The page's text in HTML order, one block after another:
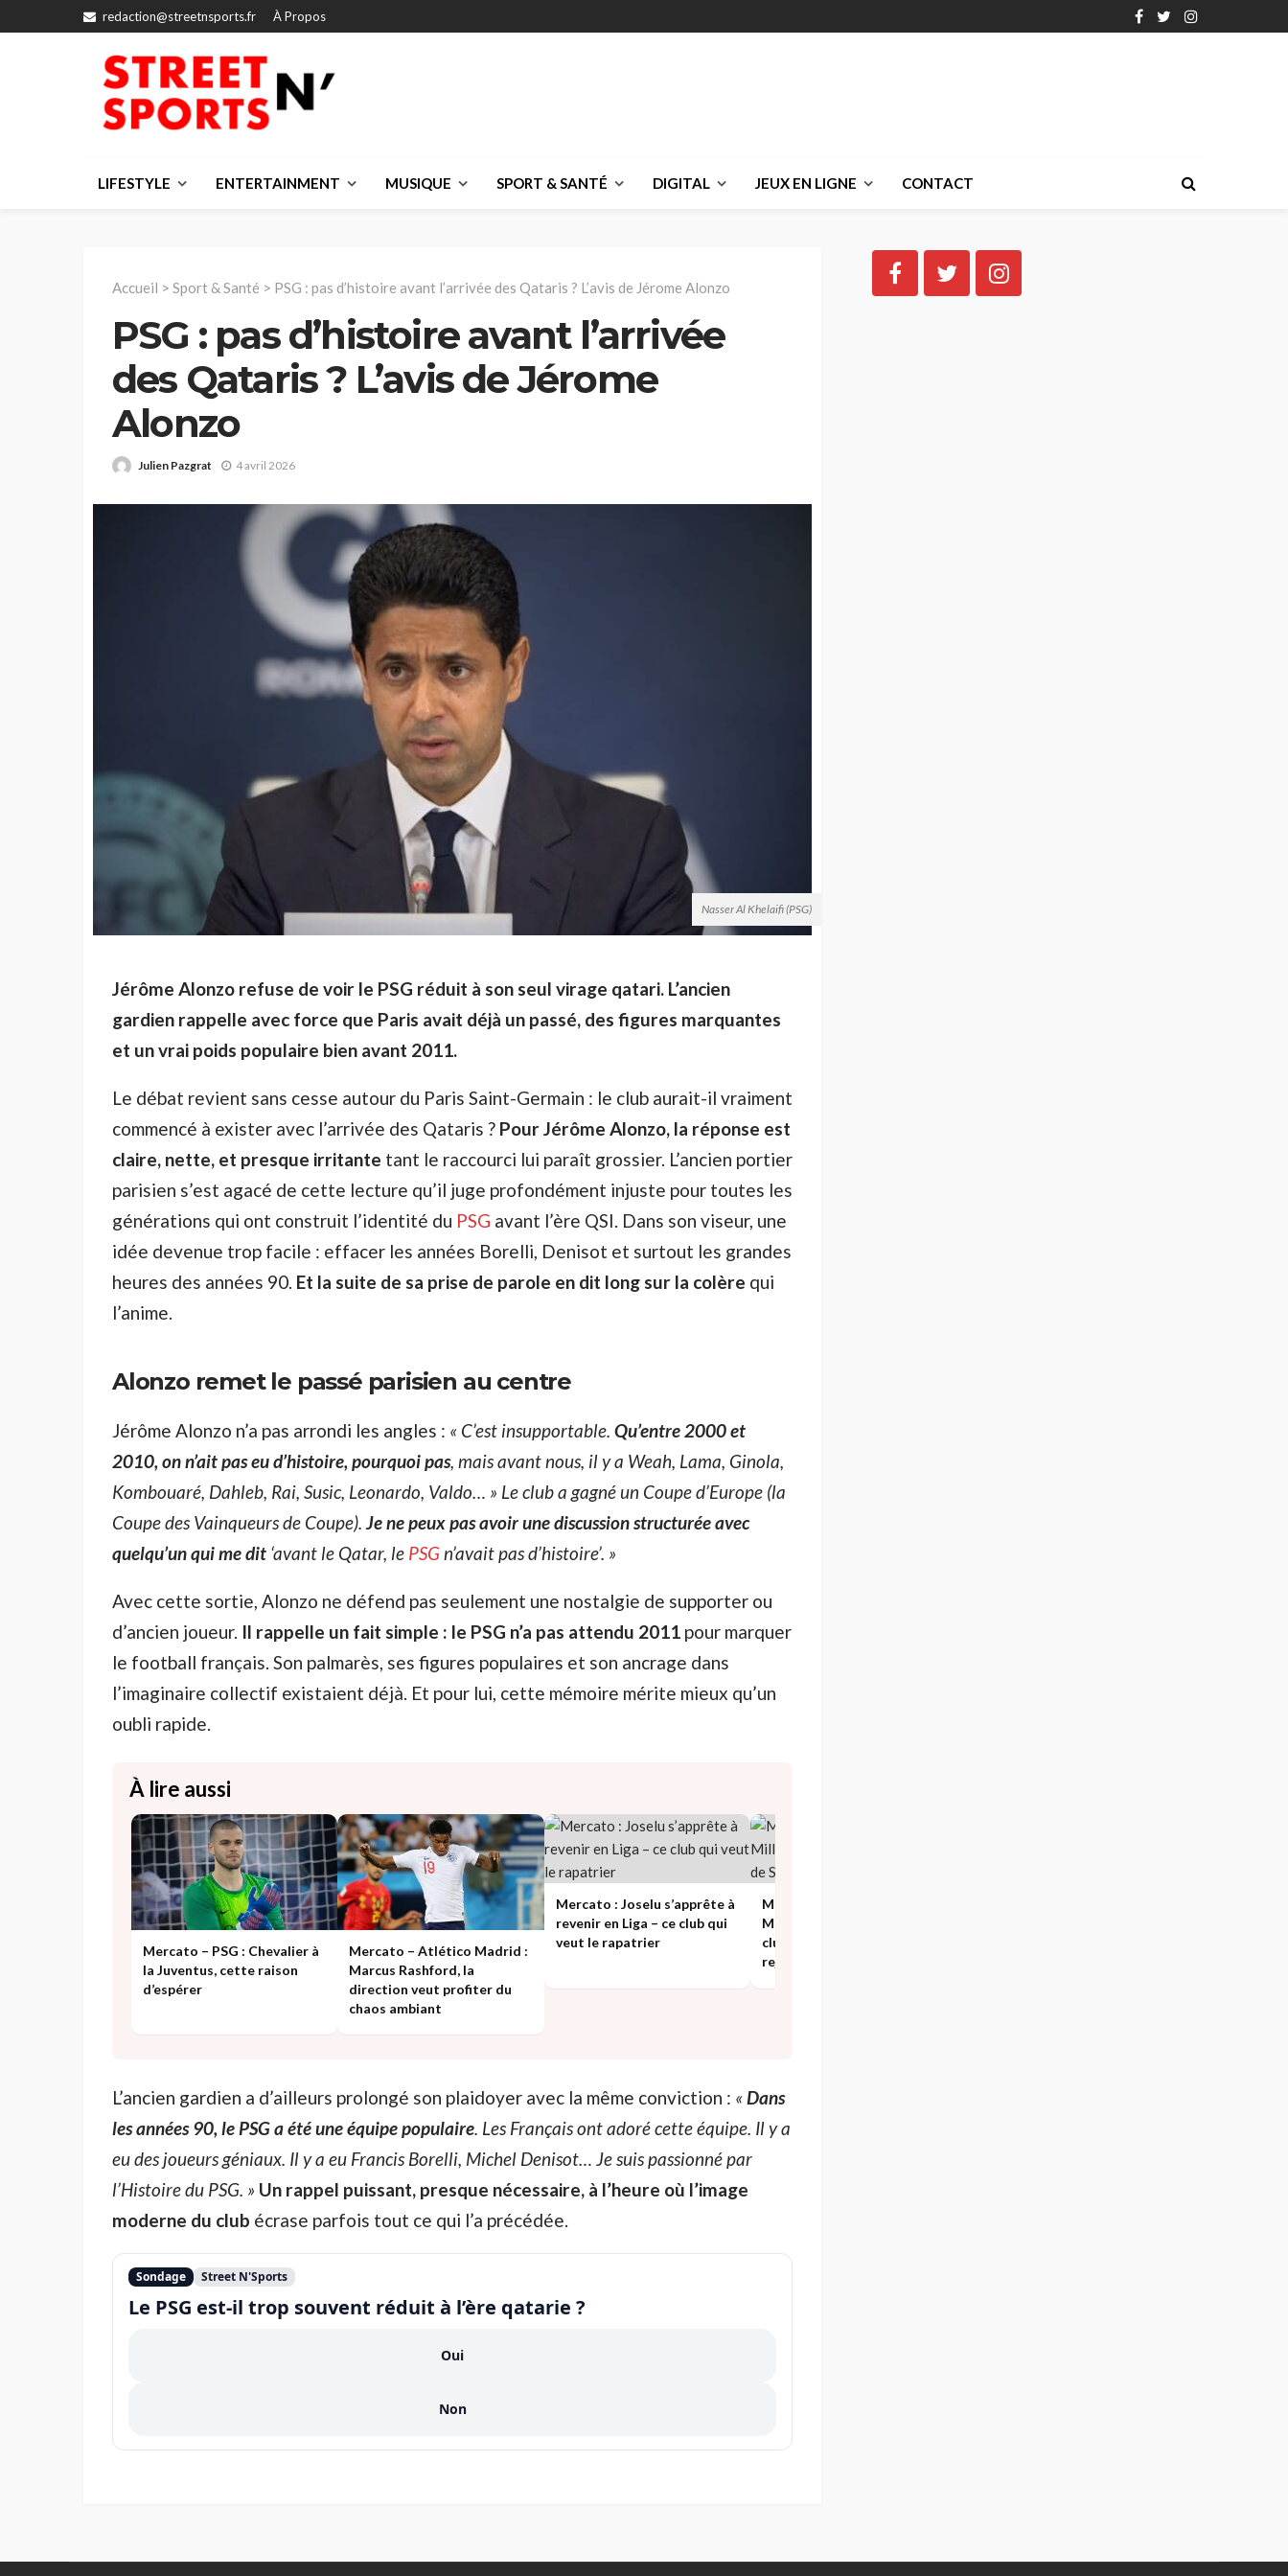
redaction@streetnsports.fr À Propos
LIFESTYLE ENTERTAINMENT MUSIQUE SPORT & SANTÉ DIGITAL JEUX EN LIGNE CONTACT
Accueil > Sport & Santé > PSG : pas d’histoire avant l’arrivée des Qataris ? L’avis de Jérome Alonzo
PSG : pas d’histoire avant l’arrivée
des Qataris ? L’avis de Jérome
Alonzo
Julien Pazgrat 4 avril 2026
Nasser Al Khelaifi (PSG)
Jérôme Alonzo refuse de voir le PSG réduit à son seul virage qatari. L’ancien
gardien rappelle avec force que Paris avait déjà un passé, des figures marquantes
et un vrai poids populaire bien avant 2011.
Le débat revient sans cesse autour du Paris Saint-Germain : le club aurait-il vraiment
commencé à exister avec l’arrivée des Qataris ? Pour Jérôme Alonzo, la réponse est
claire, nette, et presque irritante tant le raccourci lui paraît grossier. L’ancien portier
parisien s’est agacé de cette lecture qu’il juge profondément injuste pour toutes les
générations qui ont construit l’identité du PSG avant l’ère QSI. Dans son viseur, une
idée devenue trop facile : effacer les années Borelli, Denisot et surtout les grandes
heures des années 90. Et la suite de sa prise de parole en dit long sur la colère qui
l’anime.
Alonzo remet le passé parisien au centre
Jérôme Alonzo n’a pas arrondi les angles : « C’est insupportable. Qu’entre 2000 et
2010, on n’ait pas eu d’histoire, pourquoi pas, mais avant nous, il y a Weah, Lama, Ginola,
Kombouaré, Dahleb, Rai, Susic, Leonardo, Valdo… » Le club a gagné un Coupe d’Europe (la
Coupe des Vainqueurs de Coupe). Je ne peux pas avoir une discussion structurée avec
quelqu’un qui me dit ‘avant le Qatar, le PSGn’avait pas d’histoire’. »
Avec cette sortie, Alonzo ne défend pas seulement une nostalgie de supporter ou
d’ancien joueur. Il rappelle un fait simple : le PSG n’a pas attendu 2011 pour marquer
le football français. Son palmarès, ses figures populaires et son ancrage dans
l’imaginaire collectif existaient déjà. Et pour lui, cette mémoire mérite mieux qu’un
oubli rapide.
À lire aussi
Mercato – PSG : Chevalier à
la Juventus, cette raison
d’espérer
Mercato – Atlético Madrid :
Marcus Rashford, la
direction veut profiter du
chaos ambiant
Mercato : Joselu s’apprête à
revenir en Liga – ce club qui
veut le rapatrier
Mercato – Real Betis : Luis
Milla a pris sa décision – ce
club de Serie A qu’il va
rejoindre
L’ancien gardien a d’ailleurs prolongé son plaidoyer avec la même conviction : «Dans
les années 90, le PSG a été une équipe populaire. Les Français ont adoré cette équipe. Il y a
eu des joueurs géniaux. Il y a eu Francis Borelli, Michel Denisot… Je suis passionné par
l’Histoire du PSG. » Un rappel puissant, presque nécessaire, à l’heure où l’image
moderne du club écrase parfois tout ce qui l’a précédée.
Sondage Street N'Sports
Le PSG est-il trop souvent réduit à l’ère qatarie ?
Oui
Non